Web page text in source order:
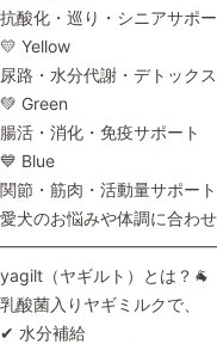
抗酸化・巡り・シニアサポー
💛 Yellow
尿路・水分代謝・デトック
💚 Green
腸活・消化・免疫サポート
💙 Blue
関節・筋肉・活動量サポート
愛犬のお悩みや体調に合わ
yagilt（ヤギルト）とは？🐐
乳酸菌入りヤギミルクで、
✔︎ 水分補給